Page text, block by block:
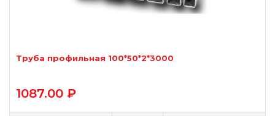
Труба профильная 100*50*2*3000
1087.00 ₽